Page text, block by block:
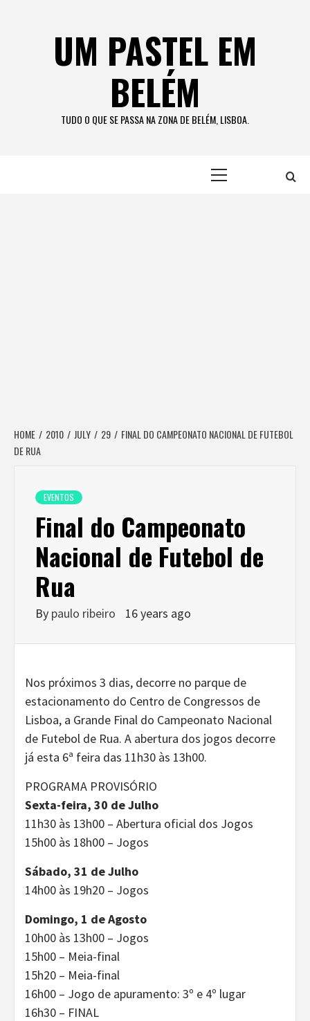
UM PASTEL EM
BELÉM
TUDO O QUE SE PASSA NA ZONA DE BELÉM, LISBOA.
HOME 2010 JULY 29
FINAL DO CAMPEONATO NACIONAL DE FUTEBOL
DE RUA
EVENTOS
Final do Campeonato
Nacional de Futebol de
Rua
By paulo ribeiro 16 years ago
Nos próximos 3 dias, decorre no parque de
estacionamento do Centro de Congressos de
Lisboa, a Grande Final do Campeonato Nacional
de Futebol de Rua. A abertura dos jogos decorre
já esta 6ª feira das 11h30 às 13h00.
PROGRAMA PROVISÓRIO
Sexta-feira, 30 de Julho
11h30 às 13h00 – Abertura oficial dos Jogos
15h00 às 18h00 – Jogos
Sábado, 31 de Julho
14h00 às 19h20 – Jogos
Domingo, 1 de Agosto
10h00 às 13h00 – Jogos
15h00 – Meia-final
15h20 – Meia-final
16h00 – Jogo de apuramento: 3º e 4º lugar
16h30 – FINAL